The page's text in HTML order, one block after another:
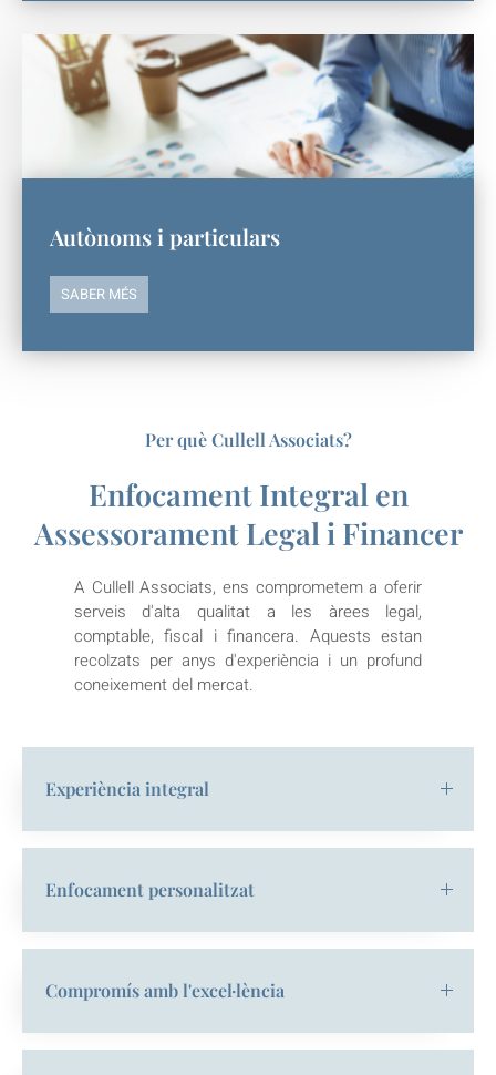
Autònoms i particulars
SABER MÉS
Experiència integral
Enfocament personalitzat
Compromís amb l'excel·lència
Per què Cullell Associats?
Enfocament Integral en
Assessorament Legal i Financer
A Cullell Associats, ens comprometem a oferir
serveis d'alta qualitat a les àrees legal,
comptable, fiscal i financera. Aquests estan
recolzats per anys d'experiència i un profund
coneixement del mercat.